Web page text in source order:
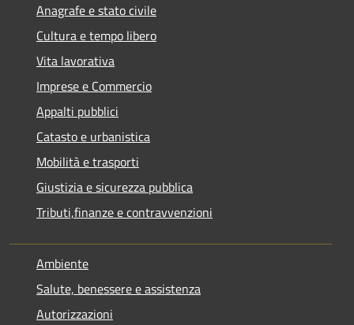
Anagrafe e stato civile
Cultura e tempo libero
Vita lavorativa
Imprese e Commercio
Appalti pubblici
Catasto e urbanistica
Mobilità e trasporti
Giustizia e sicurezza pubblica
Tributi,finanze e contravvenzioni
Ambiente
Salute, benessere e assistenza
Autorizzazioni